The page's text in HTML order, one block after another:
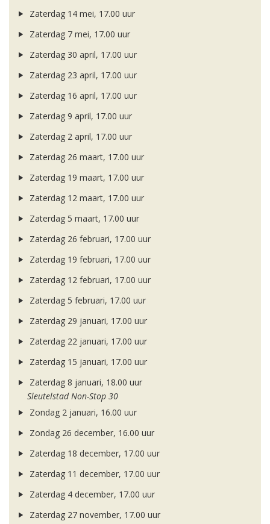
Zaterdag 14 mei, 17.00 uur
Zaterdag 7 mei, 17.00 uur
Zaterdag 30 april, 17.00 uur
Zaterdag 23 april, 17.00 uur
Zaterdag 16 april, 17.00 uur
Zaterdag 9 april, 17.00 uur
Zaterdag 2 april, 17.00 uur
Zaterdag 26 maart, 17.00 uur
Zaterdag 19 maart, 17.00 uur
Zaterdag 12 maart, 17.00 uur
Zaterdag 5 maart, 17.00 uur
Zaterdag 26 februari, 17.00 uur
Zaterdag 19 februari, 17.00 uur
Zaterdag 12 februari, 17.00 uur
Zaterdag 5 februari, 17.00 uur
Zaterdag 29 januari, 17.00 uur
Zaterdag 22 januari, 17.00 uur
Zaterdag 15 januari, 17.00 uur
Zaterdag 8 januari, 18.00 uur
Sleutelstad Non-Stop 30
Zondag 2 januari, 16.00 uur
Zondag 26 december, 16.00 uur
Zaterdag 18 december, 17.00 uur
Zaterdag 11 december, 17.00 uur
Zaterdag 4 december, 17.00 uur
Zaterdag 27 november, 17.00 uur